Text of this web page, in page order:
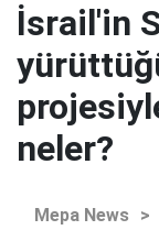
İsrail'in
neler?
Mepa News >